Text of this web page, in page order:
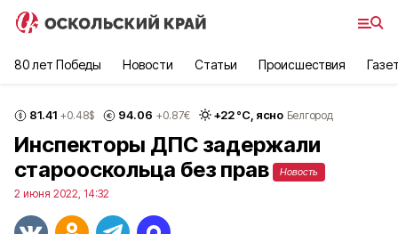
80 лет Победы Новости Статьи Происшествия
81.41 +0.48$ 94.06 +0.87€ +22°С, ясно Белгород
Инспекторы ДПС задержали
старооскольца без прав
Новость
2 июня 2022, 14:32